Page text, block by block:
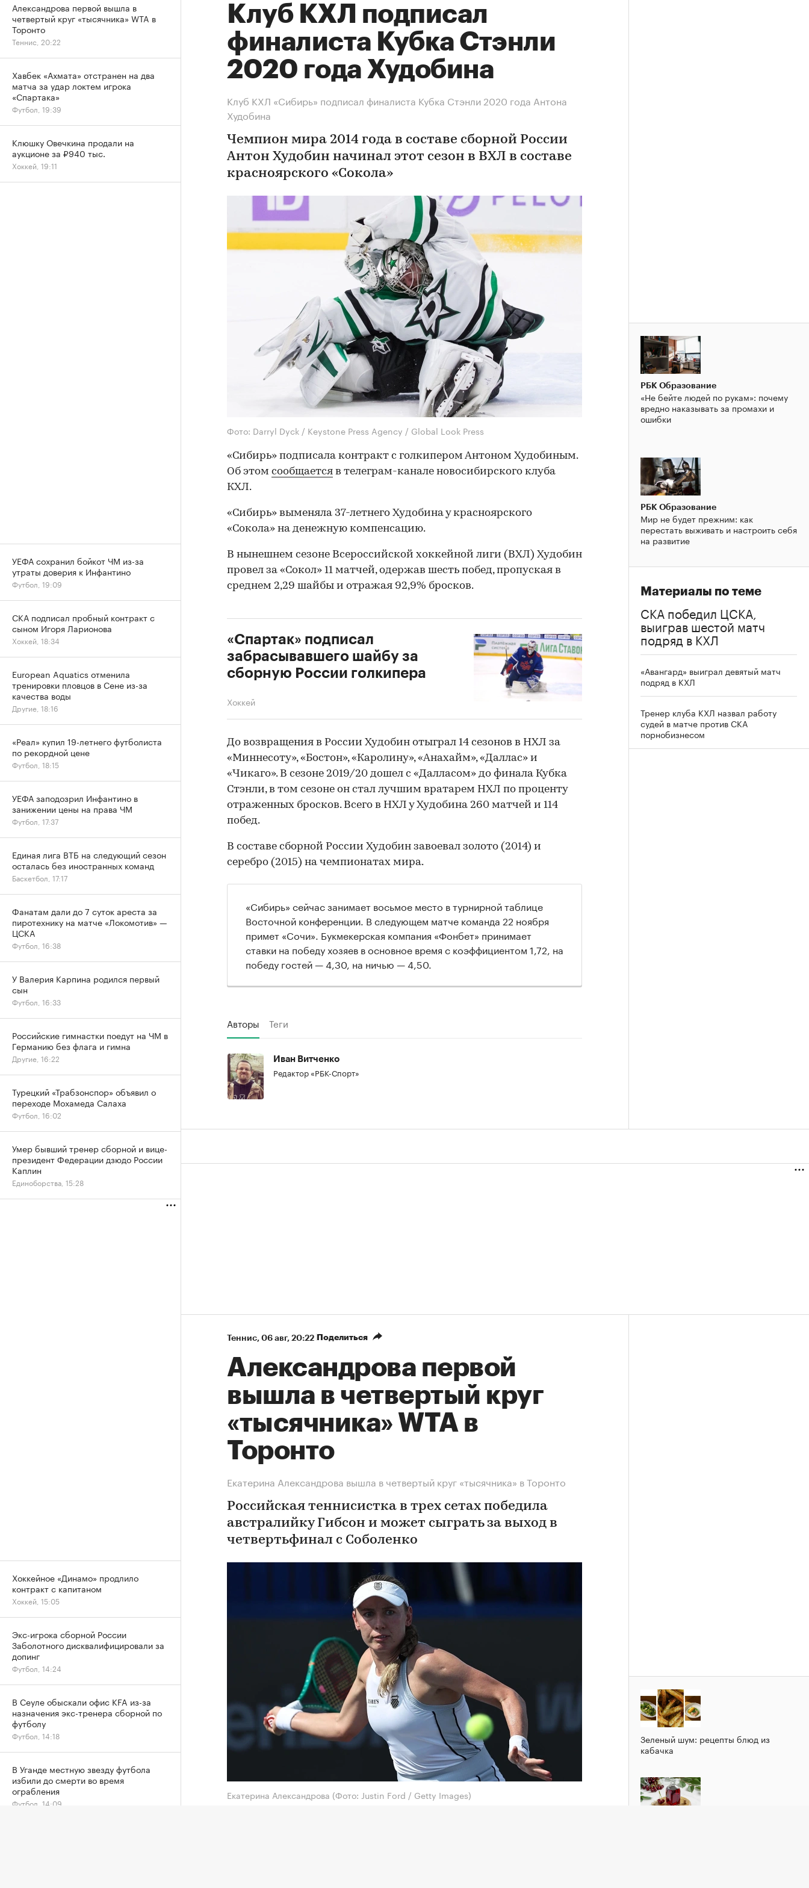
Клуб КХЛ подписал
финалиста Кубка Стэнли
2020 года Худобина
Клуб КХЛ «Сибирь» подписал финалиста Кубка Стэнли 2020 года Антона
Худобина
Чемпион мира 2014 года в составе сборной России
Антон Худобин начинал этот сезон в ВХЛ в составе
красноярского «Сокола»
Фото: Darryl Dyck / Keystone Press Agency / Global Look Press
«Сибирь» подписала контракт с голкипером Антоном Худобиным.
Об этом сообщается в телеграм-канале новосибирского клуба
КХЛ.
«Сибирь» выменяла 37-летнего Худобина у красноярского
«Сокола» на денежную компенсацию.
В нынешнем сезоне Всероссийской хоккейной лиги (ВХЛ) Худобин
провел за «Сокол» 11 матчей, одержав шесть побед, пропуская в
среднем 2,29 шайбы и отражая 92,9% бросков.
00:00 / 00:00
«Спартак» подписал
забрасывавшего шайбу за
сборную России голкипера
Хоккей
До возвращения в России Худобин отыграл 14 сезонов в НХЛ за
«Миннесоту», «Бостон», «Каролину», «Анахайм», «Даллас» и
«Чикаго». В сезоне 2019/20 дошел с «Далласом» до финала Кубка
Стэнли, в том сезоне он стал лучшим вратарем НХЛ по проценту
отраженных бросков. Всего в НХЛ у Худобина 260 матчей и 114
побед.
В составе сборной России Худобин завоевал золото (2014) и
серебро (2015) на чемпионатах мира.
«Сибирь» сейчас занимает восьмое место в турнирной таблице
Восточной конференции. В следующем матче команда 22 ноября
примет «Сочи». Букмекерская компания «Фонбет» принимает
ставки на победу хозяев в основное время с коэффициентом 1,72, на
победу гостей — 4,30, на ничью — 4,50.
Авторы Теги
Иван Витченко
Редактор «РБК-Спорт»
РБК Образование
«Не бейте людей по рукам»: почему
вредно наказывать за промахи и
ошибки
РБК Образование
Мир не будет прежним: как
перестать выживать и настроить себя
на развитие
Материалы по теме
СКА победил ЦСКА,
выиграв шестой матч
подряд в КХЛ
«Авангард» выиграл девятый матч
подряд в КХЛ
Тренер клуба КХЛ назвал работу
судей в матче против СКА
порнобизнесом
Теннис⁠, 06 авг, 20:22 Поделиться
Александрова первой
вышла в четвертый круг
«тысячника» WTA в
Торонто
Екатерина Александрова вышла в четвертый круг «тысячника» в Торонто
Российская теннисистка в трех сетах победила
австралийку Гибсон и может сыграть за выход в
четвертьфинал с Соболенко
Екатерина Александрова (Фото: Justin Ford / Getty Images)
Зеленый шум: рецепты блюд из
кабачка
Александрова первой вышла в
четвертый круг «тысячника» WTA в
Торонто
Теннис, 20:22
Хавбек «Ахмата» отстранен на два
матча за удар локтем игрока
«Спартака»
Футбол, 19:39
Клюшку Овечкина продали на
аукционе за ₽940 тыс.
Хоккей, 19:11
УЕФА сохранил бойкот ЧМ из-за
утраты доверия к Инфантино
Футбол, 19:09
СКА подписал пробный контракт с
сыном Игоря Ларионова
Хоккей, 18:34
European Aquatics отменила
тренировки пловцов в Сене из-за
качества воды
Другие, 18:16
«Реал» купил 19-летнего футболиста
по рекордной цене
Футбол, 18:15
УЕФА заподозрил Инфантино в
занижении цены на права ЧМ
Футбол, 17:37
Единая лига ВТБ на следующий сезон
осталась без иностранных команд
Баскетбол, 17:17
Фанатам дали до 7 суток ареста за
пиротехнику на матче «Локомотив» —
ЦСКА
Футбол, 16:38
У Валерия Карпина родился первый
сын
Футбол, 16:33
Российские гимнастки поедут на ЧМ в
Германию без флага и гимна
Другие, 16:22
Турецкий «Трабзонспор» объявил о
переходе Мохамеда Салаха
Футбол, 16:02
Умер бывший тренер сборной и вице-
президент Федерации дзюдо России
Каплин
Единоборства, 15:28
Хоккейное «Динамо» продлило
контракт с капитаном
Хоккей, 15:05
Экс-игрока сборной России
Заболотного дисквалифицировали за
допинг
Футбол, 14:24
В Сеуле обыскали офис KFA из-за
назначения экс-тренера сборной по
футболу
Футбол, 14:18
В Уганде местную звезду футбола
избили до смерти во время
ограбления
Футбол, 14:09